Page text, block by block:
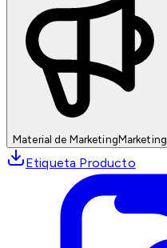
Material de MarketingMarketing
Etiqueta Producto